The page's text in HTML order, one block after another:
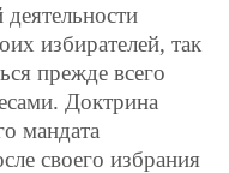
деятельности
избирателей, так
прежде всего
Доктрина
мандата
своего избрания